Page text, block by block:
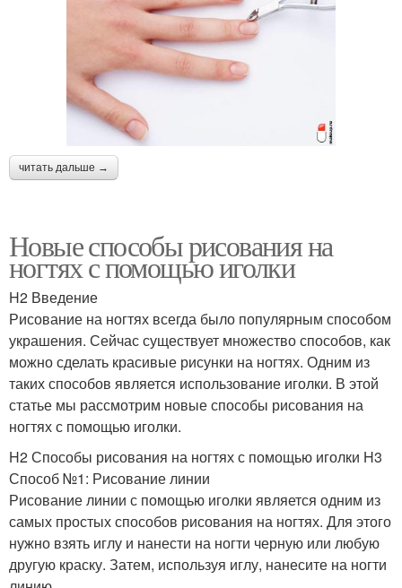
читать дальше →
Новые способы рисования на
ногтях с помощью иголки
H2 Введение
Рисование на ногтях всегда было популярным способом
украшения. Сейчас существует множество способов, как
можно сделать красивые рисунки на ногтях. Одним из
таких способов является использование иголки. В этой
статье мы рассмотрим новые способы рисования на
ногтях с помощью иголки.
H2 Способы рисования на ногтях с помощью иголки H3
Способ №1: Рисование линии
Рисование линии с помощью иголки является одним из
самых простых способов рисования на ногтях. Для этого
нужно взять иглу и нанести на ногти черную или любую
другую краску. Затем, используя иглу, нанесите на ногти